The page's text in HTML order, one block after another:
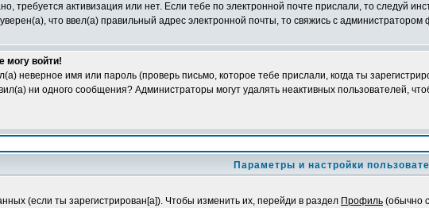
требуется активизация или нет. Если тебе по электронной почте прислали, то следуй
что ввел(а) правильный адрес электронной почты, то свяжись с администратором
могу войти!
неверное имя или пароль (проверь письмо, которое тебе прислали, когда ты
ни одного сообщения? Администраторы могут удалять неактивных пользователей,
Параметры и настройки
(если ты зарегистрирован[а]). Чтобы изменить их, перейди в раздел Профиль (обычно